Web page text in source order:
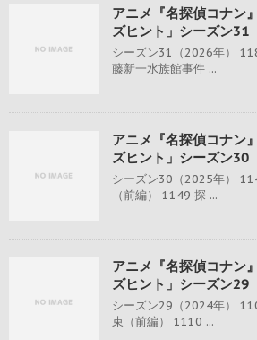
アニメ『名探偵コナン
ズヒント」シーズン31
シーズン31（2026年）
藤新一水族館事件 ...
アニメ『名探偵コナン
ズヒント」シーズン30
シーズン30（2025年）
（前編） 1149 探 ...
アニメ『名探偵コナン
ズヒント」シーズン29
シーズン29（2024年）
束（前編） 1110 ...